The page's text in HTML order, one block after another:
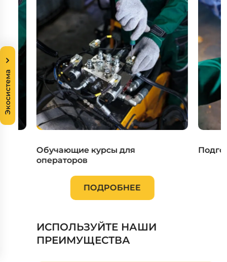
Обучающие курсы для
операторов
ПОДРОБНЕЕ
ИСПОЛЬЗУЙТЕ НАШИ
ПРЕИМУЩЕСТВА
Экосистема